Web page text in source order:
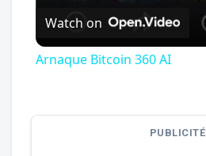
Watch on
Arnaque Bitcoin 360 AI
PUBLICITÉ